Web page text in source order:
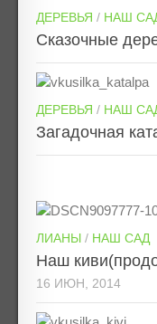
ДЕРЕВЬЯ / НАШ
Сказочные
ДЕРЕВЬЯ / НАШ
Загадочная
ЛИАНЫ / НАШ САД
Наш
16 ИЮН, 2014